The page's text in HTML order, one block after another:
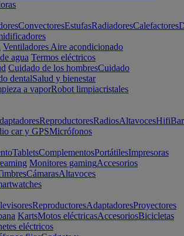
ConvectoresEstufasRadiadoresCalefactores
Ventiladores Aire acondicionado
agua Termos eléctricos
Cuidado de los hombresCuidado
dentalSalud y bienestar
a vaporRobot limpiacristales
ReproductoresRadiosAltavocesHifi
car y GPSMicrófonos
TabletsComplementosPortátilesImpresoras
Monitores gamingAccesorios
CámarasAltavoces
ReproductoresAdaptadoresProyectores
KartsMotos eléctricasAccesoriosBicicletas
eléctricos